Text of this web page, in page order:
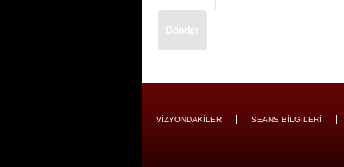
Gönder
VİZYONDAKİLER SEANS BİLGİLERİ